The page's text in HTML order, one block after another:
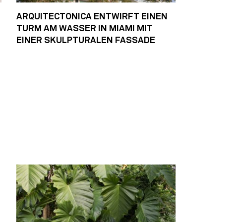
ARQUITECTONICA ENTWIRFT EINEN
TURM AM WASSER IN MIAMI MIT
EINER SKULPTURALEN FASSADE